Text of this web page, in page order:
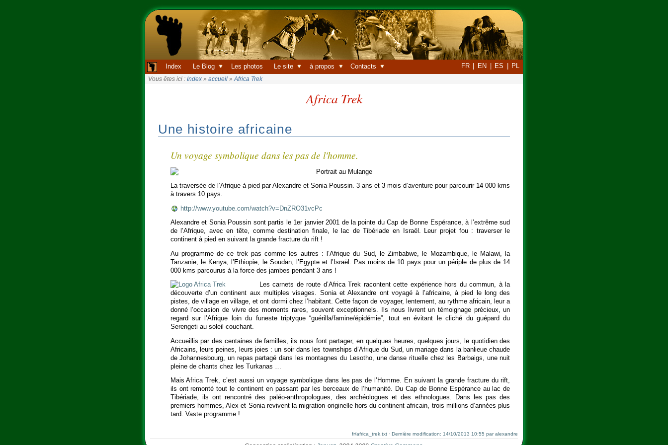
Index Le Blog Les photos Le site à propos Contacts FR | EN | ES | PL
Vous êtes ici : Index» accueil» Africa Trek
Africa Trek
Une histoire africaine
Un voyage symbolique dans les pas de l'homme.
La traversée de l’Afrique à pied par Alexandre et Sonia Poussin. 3 ans et 3 mois d’aventure pour parcourir 14 000 kms
à travers 10 pays.
http://www.youtube.com/watch?v=DnZRO31vcPc
Alexandre et Sonia Poussin sont partis le 1er janvier 2001 de la pointe du Cap de Bonne Espérance, à l’extrême sud
de l’Afrique, avec en tête, comme destination finale, le lac de Tibériade en Israël. Leur projet fou : traverser le
continent à pied en suivant la grande fracture du rift !
Au programme de ce trek pas comme les autres : l’Afrique du Sud, le Zimbabwe, le Mozambique, le Malawi, la
Tanzanie, le Kenya, l’Ethiopie, le Soudan, l’Egypte et l’Israël. Pas moins de 10 pays pour un périple de plus de 14
000 kms parcourus à la force des jambes pendant 3 ans !
Les carnets de route d’Africa Trek racontent cette expérience hors du commun, à la
découverte d’un continent aux multiples visages. Sonia et Alexandre ont voyagé à l’africaine, à pied le long des
pistes, de village en village, et ont dormi chez l’habitant. Cette façon de voyager, lentement, au rythme africain, leur a
donné l’occasion de vivre des moments rares, souvent exceptionnels. Ils nous livrent un témoignage précieux, un
regard sur l’Afrique loin du funeste triptyque “guérilla/famine/épidémie”, tout en évitant le cliché du guépard du
Serengeti au soleil couchant.
Accueillis par des centaines de familles, ils nous font partager, en quelques heures, quelques jours, le quotidien des
Africains, leurs peines, leurs joies : un soir dans les townships d’Afrique du Sud, un mariage dans la banlieue chaude
de Johannesbourg, un repas partagé dans les montagnes du Lesotho, une danse rituelle chez les Barbaigs, une nuit
pleine de chants chez les Turkanas …
Mais Africa Trek, c’est aussi un voyage symbolique dans les pas de l’Homme. En suivant la grande fracture du rift,
ils ont remonté tout le continent en passant par les berceaux de l’humanité. Du Cap de Bonne Espérance au lac de
Tibériade, ils ont rencontré des paléo-anthropologues, des archéologues et des ethnologues. Dans les pas des
premiers hommes, Alex et Sonia revivent la migration originelle hors du continent africain, trois millions d’années plus
tard. Vaste programme !
fr/africa_trek.txt · Dernière modification: 14/10/2013 10:55 par alexandre